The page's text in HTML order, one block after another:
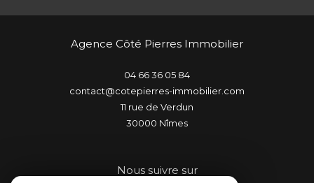
Agence Côté Pierres Immobilier
04 66 36 05 84
contact@cotepierres-immobilier.com
11 rue de Verdun
30000
nîmes
Nous suivre sur